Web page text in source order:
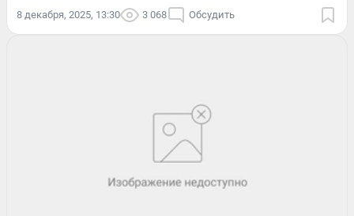
8 декабря, 2025, 13:30 3 068 Обсудить